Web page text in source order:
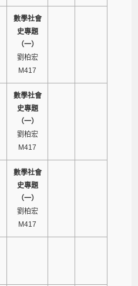
數學社會
史專題
（一）
劉柏宏
M417
數學社會
史專題
（一）
劉柏宏
M417
數學社會
史專題
（一）
劉柏宏
M417